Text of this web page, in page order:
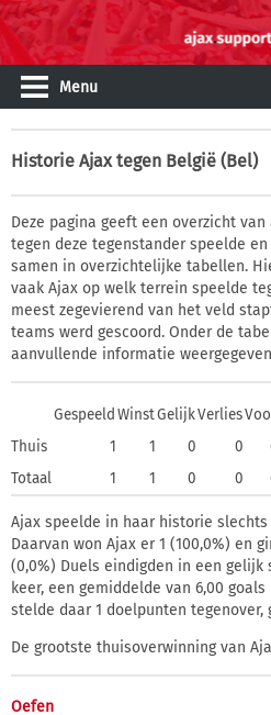
Menu
Historie Ajax tegen België (Bel)
Deze pagina geeft een overzicht
tegen deze tegenstander speelde
samen in overzichtelijke tabellen.
vaak Ajax op welk terrein speelde
meest zegevierend van het veld
teams werd gescoord. Onder de
aanvullende informatie
Gespeeld WinstGelijkVerlies
Thuis
1 1 0 0
Totaal
1 1 0 0
Ajax speelde in haar historie
Daarvan won Ajax er 1 (100,0%) en
(0,0%) Duels eindigden in een
keer, een gemiddelde van 6,00
stelde daar 1 doelpunten tegenover,
De grootste thuisoverwinning van
Oefen